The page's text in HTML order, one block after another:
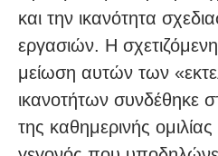
και την ικανότητα
εργασιών. Η σχετιζόμενη
μείωση αυτών των
ικανοτήτων συνδέθηκε
της καθημερινής